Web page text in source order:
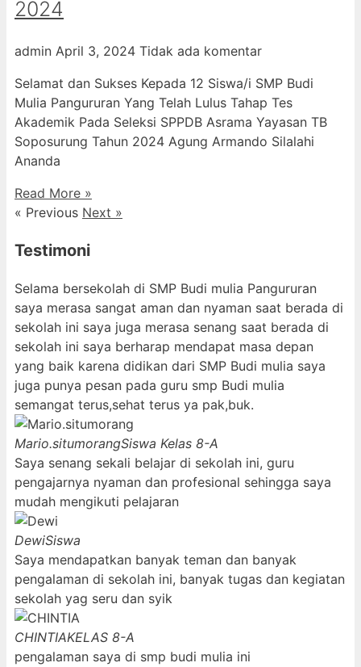
2024
admin April 3, 2024 Tidak ada komentar
Selamat dan Sukses Kepada 12 Siswa/i SMP Budi
Mulia Pangururan Yang Telah Lulus Tahap Tes
Akademik Pada Seleksi SPPDB Asrama Yayasan TB
Soposurung Tahun 2024 Agung Armando Silalahi
⁠Ananda
Read More »
« Previous Next »
Testimoni
Selama bersekolah di SMP Budi mulia Pangururan
saya merasa sangat aman dan nyaman saat berada di
sekolah ini saya juga merasa senang saat berada di
sekolah ini saya berharap mendapat masa depan
yang baik karena didikan dari SMP Budi mulia saya
juga punya pesan pada guru smp Budi mulia
semangat terus,sehat terus ya pak,buk.
Mario.situmorangSiswa Kelas 8-A
Saya senang sekali belajar di sekolah ini, guru
pengajarnya nyaman dan profesional sehingga saya
mudah mengikuti pelajaran
DewiSiswa
Saya mendapatkan banyak teman dan banyak
pengalaman di sekolah ini, banyak tugas dan kegiatan
sekolah yag seru dan syik
CHINTIAKELAS 8-A
pengalaman saya di smp budi mulia ini